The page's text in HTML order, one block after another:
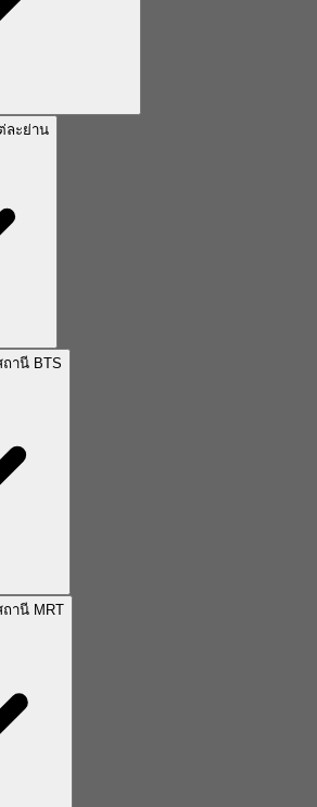
ละย่าน
านี BTS
านี MRT